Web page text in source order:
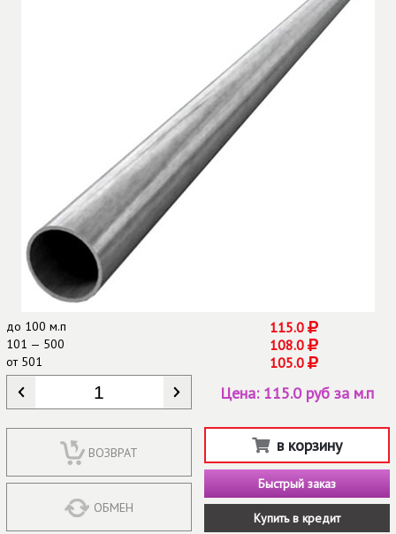
до 100 м.п 115.0
101 — 500 108.0
от501 105.0
КОЛИЧЕСТВО
ВОЗВРАТ
ОБМЕН
Цена: 115.0 руб за м.п
в корзину
Быстрый заказ
Купить в кредит